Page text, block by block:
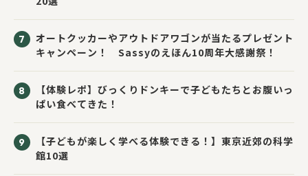
オートクッカーやアウトドアワゴンが当たるプレゼント
キャンペーン！ Sassyのえほん10周年大感謝祭！
【体験レポ】びっくりドンキーで子どもたちとお腹いっ
ぱい食べてきた！
【子どもが楽しく学べる体験できる！】東京近郊の科学
館10選